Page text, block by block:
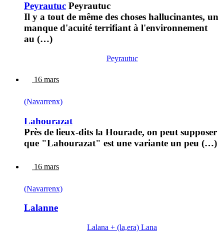
Peyrautuc Peyrautuc
Il y a tout de même des choses hallucinantes, un
manque d'acuité terrifiant à l'environnement
au (…)
Peyrautuc
16 mars
(Navarrenx)
Lahourazat
Près de lieux-dits la Hourade, on peut supposer
que "Lahourazat" est une variante un peu (…)
16 mars
(Navarrenx)
Lalanne
Lalana + (la,era) Lana